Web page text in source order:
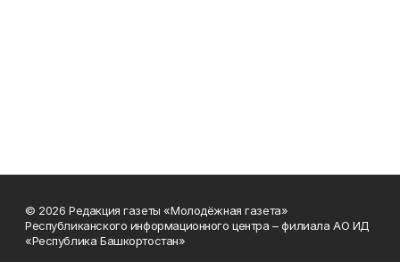
© 2026 Редакция газеты «Молодёжная газета»
Республиканского информационного центра – филиала АО ИД
«Республика Башкортостан»